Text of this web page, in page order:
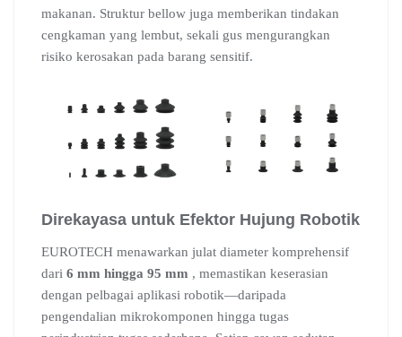
makanan. Struktur bellow juga memberikan tindakan
cengkaman yang lembut, sekali gus mengurangkan
risiko kerosakan pada barang sensitif.
Direkayasa untuk Efektor Hujung Robotik
EUROTECH menawarkan julat diameter komprehensif
dari 6 mm hingga 95 mm , memastikan keserasian
dengan pelbagai aplikasi robotik—daripada
pengendalian mikrokomponen hingga tugas